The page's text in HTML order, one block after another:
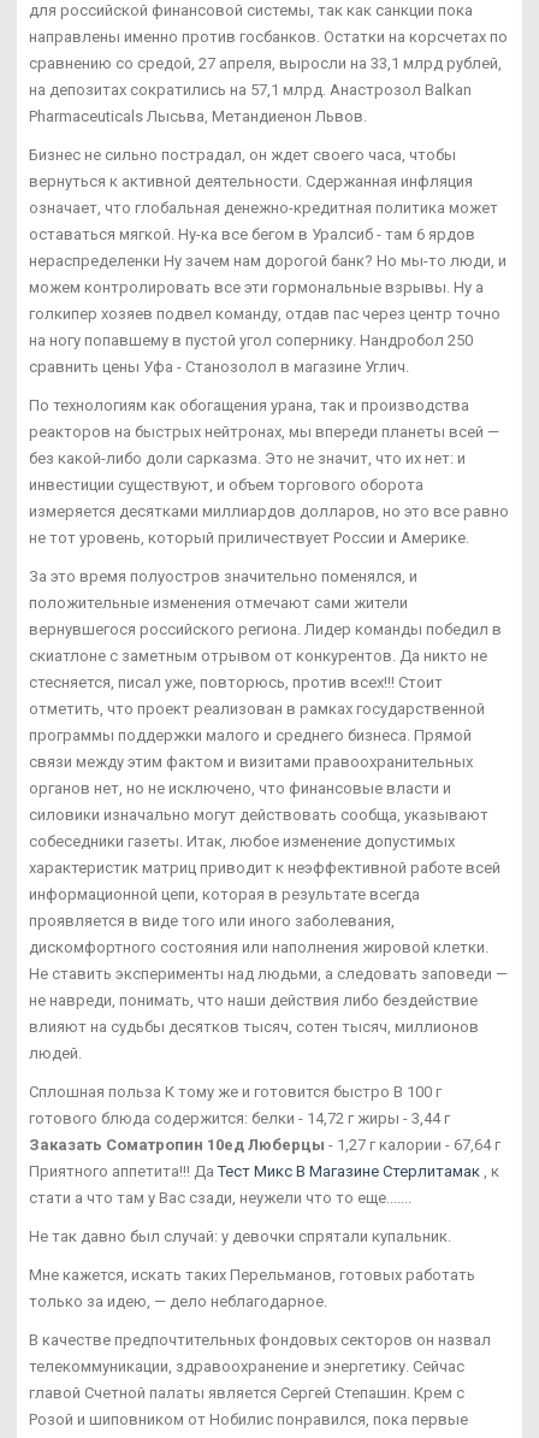
для российской финансовой системы, так как санкции пока
направлены именно против госбанков. Остатки на корсчетах по
сравнению со средой, 27 апреля, выросли на 33,1 млрд рублей,
на депозитах сократились на 57,1 млрд. Анастрозол Balkan
Pharmaceuticals Лысьва, Метандиенон Львов.
Бизнес не сильно пострадал, он ждет своего часа, чтобы
вернуться к активной деятельности. Сдержанная инфляция
означает, что глобальная денежно-кредитная политика может
оставаться мягкой. Ну-ка все бегом в Уралсиб - там 6 ярдов
нераспределенки Ну зачем нам дорогой банк? Но мы-то люди, и
можем контролировать все эти гормональные взрывы. Ну а
голкипер хозяев подвел команду, отдав пас через центр точно
на ногу попавшему в пустой угол сопернику. Нандробол 250
сравнить цены Уфа - Станозолол в магазине Углич.
По технологиям как обогащения урана, так и производства
реакторов на быстрых нейтронах, мы впереди планеты всей —
без какой-либо доли сарказма. Это не значит, что их нет: и
инвестиции существуют, и объем торгового оборота
измеряется десятками миллиардов долларов, но это все равно
не тот уровень, который приличествует России и Америке.
За это время полуостров значительно поменялся, и
положительные изменения отмечают сами жители
вернувшегося российского региона. Лидер команды победил в
скиатлоне с заметным отрывом от конкурентов. Да никто не
стесняется, писал уже, повторюсь, против всех!!! Стоит
отметить, что проект реализован в рамках государственной
программы поддержки малого и среднего бизнеса. Прямой
связи между этим фактом и визитами правоохранительных
органов нет, но не исключено, что финансовые власти и
силовики изначально могут действовать сообща, указывают
собеседники газеты. Итак, любое изменение допустимых
характеристик матриц приводит к неэффективной работе всей
информационной цепи, которая в результате всегда
проявляется в виде того или иного заболевания,
дискомфортного состояния или наполнения жировой клетки.
Не ставить эксперименты над людьми, а следовать заповеди —
не навреди, понимать, что наши действия либо бездействие
влияют на судьбы десятков тысяч, сотен тысяч, миллионов
людей.
Сплошная польза К тому же и готовится быстро В 100 г
готового блюда содержится: белки - 14,72 г жиры - 3,44 г
Заказать Cоматропин 10ед Люберцы - 1,27 г калории - 67,64 г
Приятного аппетита!!! ДаТест Микс В Магазине Стерлитамак , к
стати а что там у Вас сзади, неужели что то еще.......
Не так давно был случай: у девочки спрятали купальник.
Мне кажется, искать таких Перельманов, готовых работать
только за идею, — дело неблагодарное.
В качестве предпочтительных фондовых секторов он назвал
телекоммуникации, здравоохранение и энергетику. Сейчас
главой Счетной палаты является Сергей Степашин. Крем с
Розой и шиповником от Нобилис понравился, пока первые